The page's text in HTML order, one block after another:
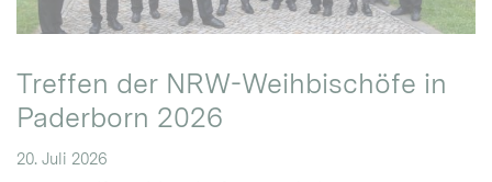
Treffen der NRW-Weihbischöfe in
Paderborn 2026
20. Juli 2026